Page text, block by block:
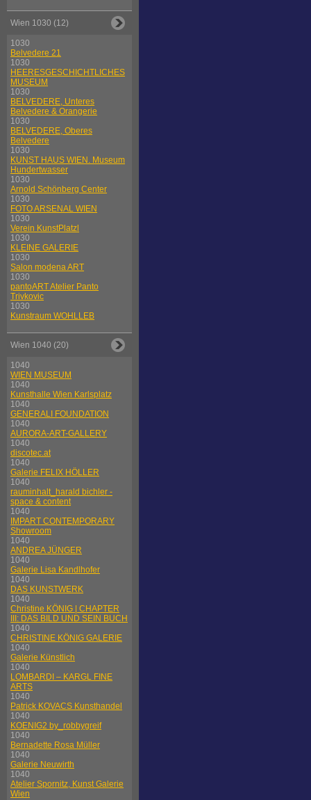
Wien 1030 (12)
1030
Belvedere 21
1030
HEERESGESCHICHTLICHES
MUSEUM
1030
BELVEDERE, Unteres
Belvedere & Orangerie
1030
BELVEDERE, Oberes
Belvedere
1030
KUNST HAUS WIEN. Museum
Hundertwasser
1030
Arnold Schönberg Center
1030
FOTO ARSENAL WIEN
1030
Verein KunstPlatzl
1030
KLEINE GALERIE
1030
Salon modena ART
1030
pantoART Atelier Panto
Trivkovic
1030
Kunstraum WOHLLEB
Wien 1040 (20)
1040
WIEN MUSEUM
1040
Kunsthalle Wien Karlsplatz
1040
GENERALI FOUNDATION
1040
AURORA-ART-GALLERY
1040
discotec.at
1040
Galerie FELIX HÖLLER
1040
rauminhalt_harald bichler -
space & content
1040
IMPART CONTEMPORARY
Showroom
1040
ANDREA JÜNGER
1040
Galerie Lisa Kandlhofer
1040
DAS KUNSTWERK
1040
Christine KÖNIG | CHAPTER
III: DAS BILD UND SEIN BUCH
1040
CHRISTINE KÖNIG GALERIE
1040
Galerie Künstlich
1040
LOMBARDI – KARGL FINE
ARTS
1040
Patrick KOVACS Kunsthandel
1040
KOENIG2 by_robbygreif
1040
Bernadette Rosa Müller
1040
Galerie Neuwirth
1040
Atelier Spornitz, Kunst Galerie
Wien